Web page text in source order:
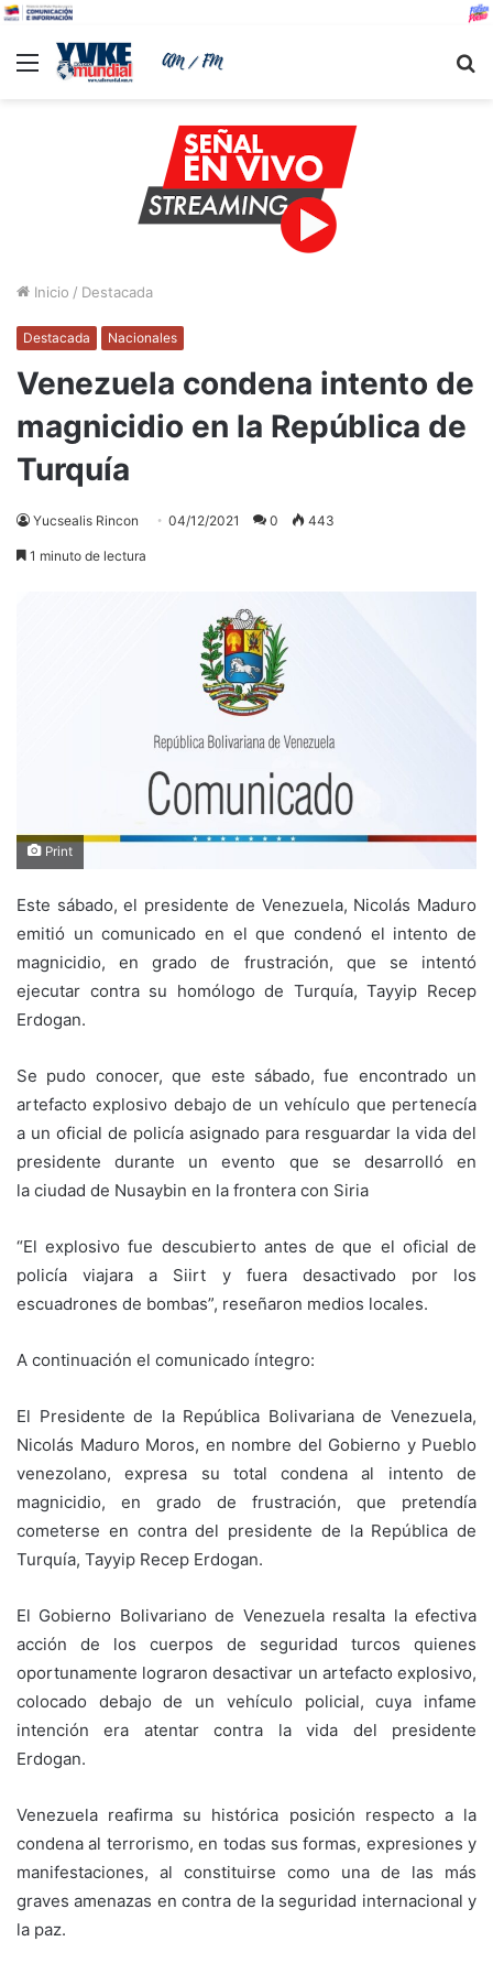
Menu
Inicio / Destacada
Destacada Nacionales
Venezuela condena intento de
magnicidio en la República de
Turquía
Yucsealis Rincon 04/12/2021 0 443
1 minuto de lectura
Print
Este sábado, el presidente de Venezuela, Nicolás Maduro
emitió un comunicado en el que condenó el intento de
magnicidio, en grado de frustración, que se intentó
ejecutar contra su homólogo de Turquía, Tayyip Recep
Erdogan.
Se pudo conocer, que este sábado, fue encontrado un
artefacto explosivo debajo de un vehículo que pertenecía
a un oficial de policía asignado para resguardar la vida del
presidente durante un evento que se desarrolló en
la ciudad de Nusaybin en la frontera con Siria
“El explosivo fue descubierto antes de que el oficial de
policía viajara a Siirt y fuera desactivado por los
escuadrones de bombas”, reseñaron medios locales.
A continuación el comunicado íntegro:
El Presidente de la República Bolivariana de Venezuela,
Nicolás Maduro Moros, en nombre del Gobierno y Pueblo
venezolano, expresa su total condena al intento de
magnicidio, en grado de frustración, que pretendía
cometerse en contra del presidente de la República de
Turquía, Tayyip Recep Erdogan.
El Gobierno Bolivariano de Venezuela resalta la efectiva
acción de los cuerpos de seguridad turcos quienes
oportunamente lograron desactivar un artefacto explosivo,
colocado debajo de un vehículo policial, cuya infame
intención era atentar contra la vida del presidente
Erdogan.
Venezuela reafirma su histórica posición respecto a la
condena al terrorismo, en todas sus formas, expresiones y
manifestaciones, al constituirse como una de las más
graves amenazas en contra de la seguridad internacional y
la paz.